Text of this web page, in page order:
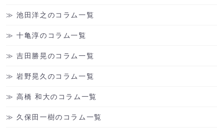
池田洋之のコラム一覧
十亀淳のコラム一覧
吉田勝晃のコラム一覧
岩野晃久のコラム一覧
高橋 和大のコラム一覧
久保田一樹のコラム一覧